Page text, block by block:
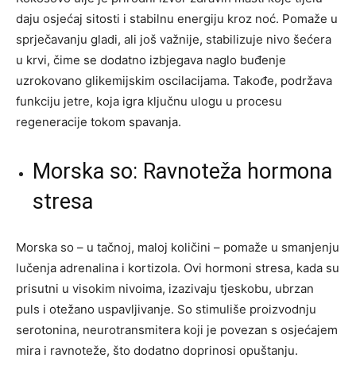
daju osjećaj sitosti i stabilnu energiju kroz noć. Pomaže u
sprječavanju gladi, ali još važnije, stabilizuje nivo šećera
u krvi, čime se dodatno izbjegava naglo buđenje
uzrokovano glikemijskim oscilacijama. Takođe, podržava
funkciju jetre, koja igra ključnu ulogu u procesu
regeneracije tokom spavanja.
Morska so: Ravnoteža hormona
stresa
Morska so – u tačnoj, maloj količini – pomaže u smanjenju
lučenja adrenalina i kortizola. Ovi hormoni stresa, kada su
prisutni u visokim nivoima, izazivaju tjeskobu, ubrzan
puls i otežano uspavljivanje. So stimuliše proizvodnju
serotonina, neurotransmitera koji je povezan s osjećajem
mira i ravnoteže, što dodatno doprinosi opuštanju.